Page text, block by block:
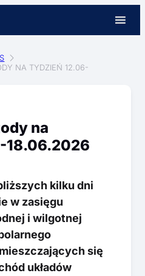
NA TYDZIEŃ 12.06-
na
18.06.2026
kilku dni
w zasięgu
i wilgotnej
się
układów